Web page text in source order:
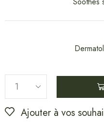
Ajouter à vos